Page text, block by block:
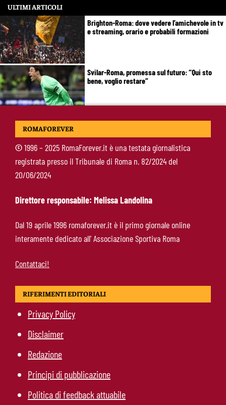
ULTIMI ARTICOLI
Brighton-Roma: dove vedere l’amichevole in tv
e streaming, orario e probabili formazioni
Svilar-Roma, promessa sul futuro: “Qui sto
bene, voglio restare”
Castro-Roma, messaggio Scudetto: “Non sono
Manfrè-Roma, nuova era nel vivaio: raccoglie
l’eredità di Bruno Conti
ROMAFOREVER
©1996 – 2025 RomaForever.it è una testata giornalistica
registrata presso il Tribunale di Roma n. 82/2024 del
20/06/2024
Direttore responsabile: Melissa Landolina
Dal 19 aprile 1996 romaforever.it è il primo giornale online
interamente dedicato all’ Associazione Sportiva Roma
Contattaci!
RIFERIMENTI EDITORIALI
Privacy Policy
Disclaimer
Redazione
Principi di pubblicazione
Politica di feedback attuabile